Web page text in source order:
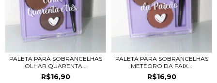
PALETA PARA SOBRANCELHAS
OLHAR QUARENTA...
R$16,90
PALETA PARA SOBRANCELHAS
METEORO DA PAIX...
R$16,90